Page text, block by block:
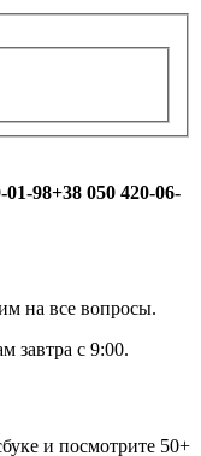
01-98+38 050 420-06-
на все вопросы.
завтра с 9:00.
и посмотрите 50+